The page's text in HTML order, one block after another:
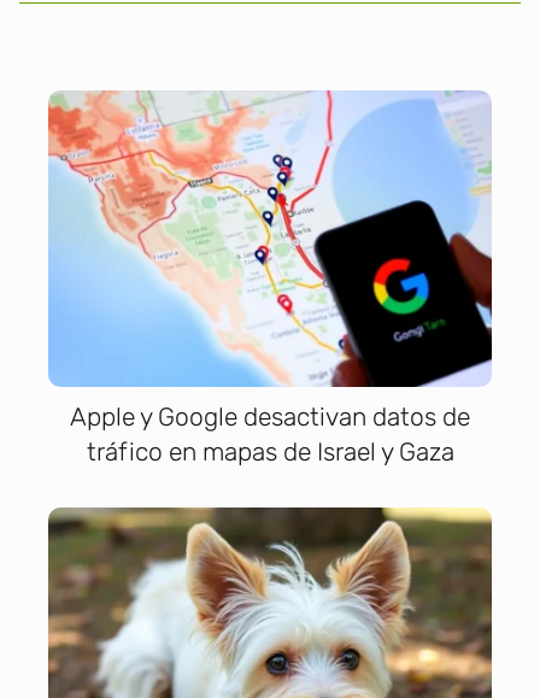
Apple y Google desactivan datos de
tráfico en mapas de Israel y Gaza